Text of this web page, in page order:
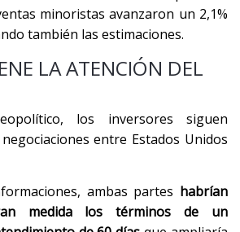
minoristas avanzaron un 2,1%
también las estimaciones.
LA ATENCIÓN DEL
los inversores siguen
entre Estados Unidos
ambas partes habrían
medida los términos de un